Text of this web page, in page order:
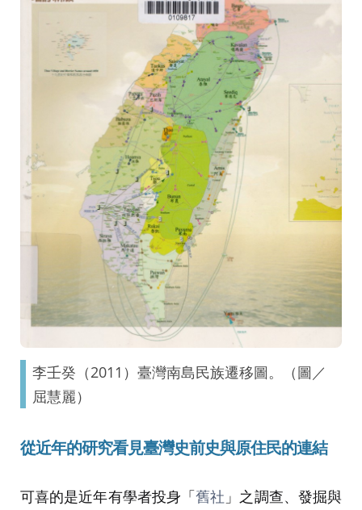
李壬癸（2011）臺灣南島民族遷移圖。（圖／
屈慧麗）
從近年的研究看見臺灣史前史與原住民的連結
可喜的是近年有學者投身「舊社 」之調查、發掘與